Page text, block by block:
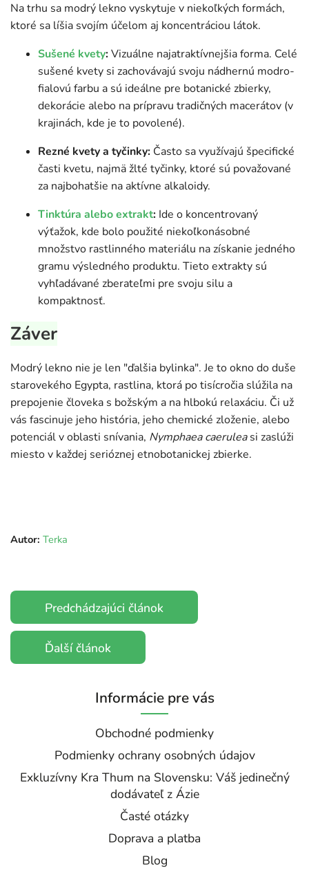
Na trhu sa modrý lekno vyskytuje v niekoľkých formách,
ktoré sa líšia svojím účelom aj koncentráciou látok.
Sušené kvety:Vizuálne najatraktívnejšia forma. Celé
sušené kvety si zachovávajú svoju nádhernú modro-
fialovú farbu a sú ideálne pre botanické zbierky,
dekorácie alebo na prípravu tradičných macerátov (v
krajinách, kde je to povolené).
Rezné kvety a tyčinky: Často sa využívajú špecifické
časti kvetu, najmä žlté tyčinky, ktoré sú považované
za najbohatšie na aktívne alkaloidy.
Tinktúra alebo extrakt: Ide o koncentrovaný
výťažok, kde bolo použité niekoľkonásobné
množstvo rastlinného materiálu na získanie jedného
gramu výsledného produktu. Tieto extrakty sú
vyhľadávané zberateľmi pre svoju silu a
kompaktnosť.
Záver
Modrý lekno nie je len "ďalšia bylinka". Je to okno do duše
starovekého Egypta, rastlina, ktorá po tisícročia slúžila na
prepojenie človeka s božským a na hlbokú relaxáciu. Či už
vás fascinuje jeho história, jeho chemické zloženie, alebo
potenciál v oblasti snívania, Nymphaea caeruleasi zaslúži
miesto v každej serióznej etnobotanickej zbierke.
Autor: Terka
Predchádzajúci článok
Ďalší článok
Informácie pre vás
Obchodné podmienky
Podmienky ochrany osobných údajov
Exkluzívny Kra Thum na Slovensku: Váš jedinečný
dodávateľ z Ázie
Časté otázky
Doprava a platba
Blog